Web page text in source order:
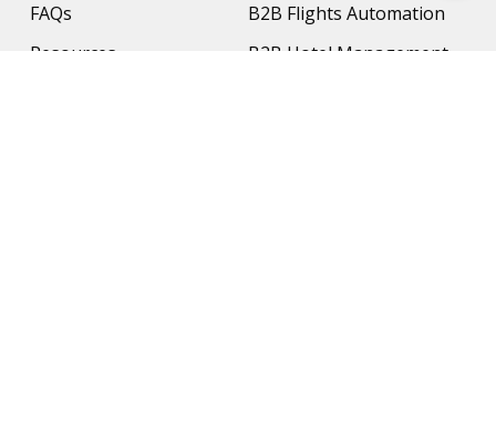
FAQs
Resources
B2B Flights Automation
B2B Hotel Management